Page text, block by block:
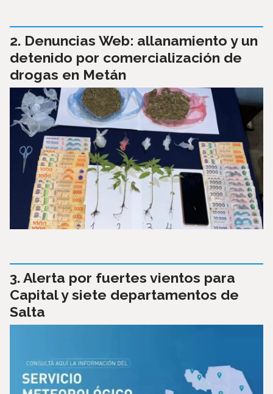
Denuncias Web: allanamiento y un
detenido por comercialización de
drogas en Metán
Alerta por fuertes vientos para
Capital y siete departamentos de
Salta